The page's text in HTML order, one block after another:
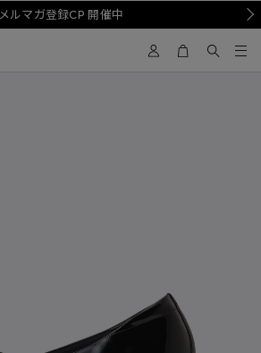
メルマガ登録CP 開催中